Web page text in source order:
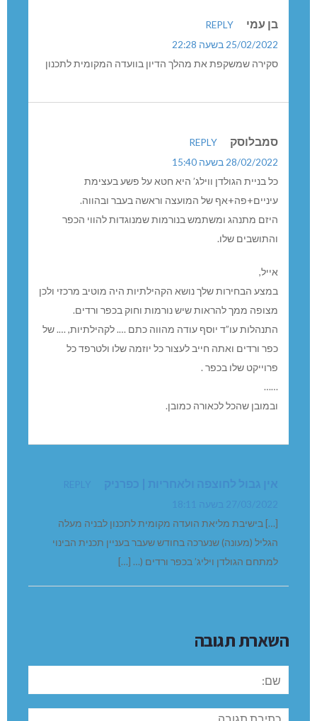
בן עמי
REPLY
25/02/2022 בשעה 22:28
סקירה שמשקפת את מהלך הדיון בוועדה המקומית לתכנון
סמבלוסק
REPLY
28/02/2022 בשעה 15:40
כל בניית הגולדן ווילג’ היא חטא על פשע בעצימת
עיניים+פה+אף של המועצה וראשה בעבר ובהווה.
היזם מתנהג ומשתמש בנורמות שמנוגדות להווי הכפר
והתושבים שלו.
אייל,
במצע הבחירות שלך נושא הקהילתיות היה מוטיב מרכזי ולכן
מצופה ממך להראות שיש נורמות וחוק בכפר ורדים.
התנהלות עו”ד יוסף עודה מהווה כתם …. לקהילתיות, …. של
כפר ורדים ואתה חייב לעצור כל יוזמה שלו ולטרפד כל
פרוייקט שלו בכפר .
……
ובמובן שהכל לכאורה כמובן.
אין גבול לחוצפה ולאחריות | כפרניק
REPLY
27/03/2022 בשעה 18:11
[…] בישיבת מליאת הועדה מקומית לתכנון לבניה מעלה
הגליל (מעונה) שנערכה בחודש שעבר בעניין תכנית הבינוי
למתחם הגולדן ויליג’ בכפר ורדים (… […]
השארת תגובה
שם:
תגובה